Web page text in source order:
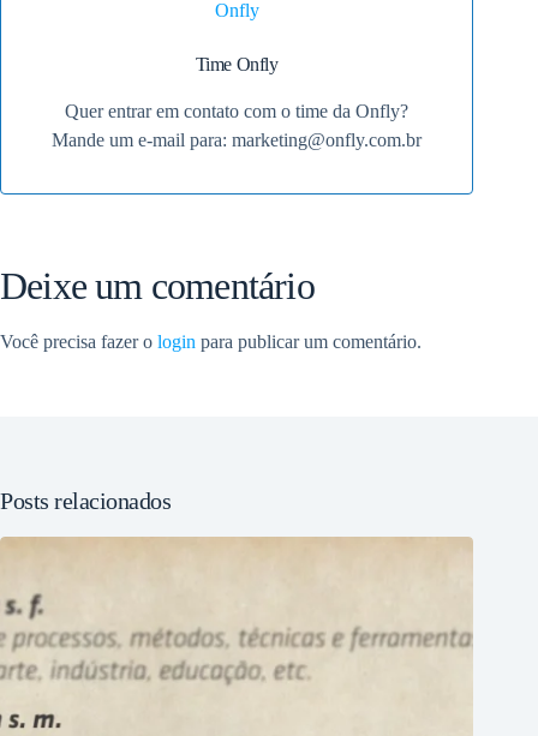
Time Onfly
Quer entrar em contato com o time da Onfly?
Mande um e-mail para:marketing@onfly.com.br
Deixe um comentário
Você precisa fazer o login para publicar um comentário.
Posts relacionados